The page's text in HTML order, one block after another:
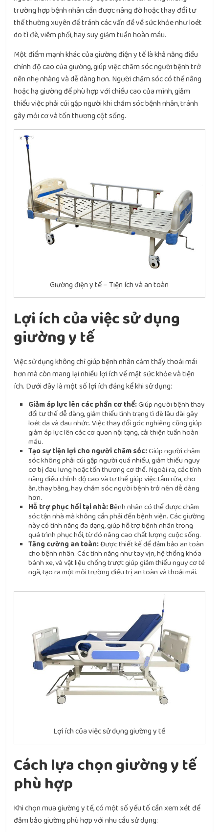
trường hợp bệnh nhân cần được nâng đỡ hoặc thay đổi tư
thế thường xuyên để tránh các vấn đề về sức khỏe như loét
do tì đè, viêm phổi, hay suy giảm tuần hoàn máu.
Một điểm mạnh khác của giường điện y tế là khả năng điều
chỉnh độ cao của giường, giúp việc chăm sóc người bệnh trở
nên nhẹ nhàng và dễ dàng hơn. Người chăm sóc có thể nâng
hoặc hạ giường để phù hợp với chiều cao của mình, giảm
thiểu việc phải cúi gập người khi chăm sóc bệnh nhân, tránh
gây mỏi cơ và tổn thương cột sống.
Giường điện y tế – Tiện ích và an toàn
Lợi ích của việc sử dụng
giường y tế
Việc sử dụng không chỉ giúp bệnh nhân cảm thấy thoải mái
hơn mà còn mang lại nhiều lợi ích về mặt sức khỏe và tiện
ích. Dưới đây là một số lợi ích đáng kể khi sử dụng:
Giảm áp lực lên các phần cơ thể:Giúp người bệnh thay
đổi tư thế dễ dàng, giảm thiểu tình trạng tì đè lâu dài gây
loét da và đau nhức. Việc thay đổi góc nghiêng cũng giúp
giảm áp lực lên các cơ quan nội tạng, cải thiện tuần hoàn
máu.
Tạo sự tiện lợi cho người chăm sóc:Giúp người chăm
sóc không phải cúi gập người quá nhiều, giảm thiểu nguy
cơ bị đau lưng hoặc tổn thương cơ thể. Ngoài ra, các tính
năng điều chỉnh độ cao và tư thế giúp việc tắm rửa, cho
ăn, thay băng, hay chăm sóc người bệnh trở nên dễ dàng
hơn.
Hỗ trợ phục hồi tại nhà: Bệnh nhân có thể được chăm
sóc tận nhà mà không cần phải đến bệnh viện. Các giường
này có tính năng đa dạng, giúp hỗ trợ bệnh nhân trong
quá trình phục hồi, từ đó nâng cao chất lượng cuộc sống.
Tăng cường an toàn:Được thiết kế để đảm bảo an toàn
cho bệnh nhân. Các tính năng như tay vịn, hệ thống khóa
bánh xe, và vật liệu chống trượt giúp giảm thiểu nguy cơ té
ngã, tạo ra một môi trường điều trị an toàn và thoải mái.
Lợi ích của việc sử dụng giường y tế
Cách lựa chọn giường y tế
phù hợp
Khi chọn mua giường y tế, có một số yếu tố cần xem xét để
đảm bảo giường phù hợp với nhu cầu sử dụng: